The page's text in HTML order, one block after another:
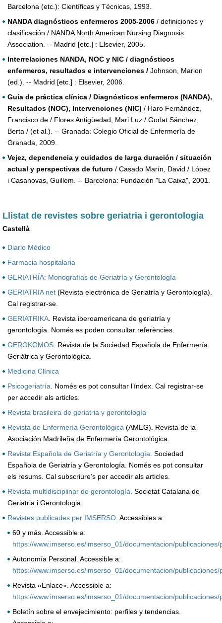
Barcelona (etc.): Científicas y Técnicas, 1993.
NANDA diagnósticos enfermeros 2005-2006 / definiciones y
clasificación / NANDA North American Nursing Diagnosis
Association. -- Madrid [etc.] : Elsevier, 2005.
Interrelaciones NANDA, NOC y NIC / diagnósticos
enfermeros, resultados e intervenciones / Johnson, Marion
(ed.). -- Madrid [etc.] : Elsevier, 2006.
Guía de práctica clínica / Diagnósticos enfermeros (NANDA),
Resultados (NOC), Intervenciones (NIC) / Haro Fernández,
Francisco de / Flores Antigüedad, Mari Luz / Gorlat Sánchez,
Berta / (et al.). -- Granada: Colegio Oficial de Enfermería de
Granada, 2009.
Vejez, dependencia y cuidados de larga duración / situación
actual y perspectivas de futuro / Casado Marín, David / López
i Casanovas, Guillem. -- Barcelona: Fundación "La Caixa", 2001.
Llistat de revistes sobre geriatria i gerontologia
Castellà
Diario Médico
Farmacia hospitalaria
GERIATRÍA: Monografías de Geriatría y Gerontología
GERIATRIA net (Revista electrónica de Geriatría y Gerontología).
Cal registrar-se.
GERIATRIKA. Revista iberoamericana de geriatría y
gerontología. Només es poden consultar referències.
GEROKOMOS: Revista de la Sociedad Española de Enfermería
Geriátrica y Gerontológica.
Medicina Clínica
Psicogeriatría. Només es pot consultar l’índex. Cal registrar-se
per accedir als articles.
Revista brasileira de geriatria y gerontología
Revista de Enfermería Gerontológica (AMEG). Revista de la
Asociación Madrileña de Enfermería Gerontológica.
Revista Española de Geriatría y Gerontología. Sociedad
Española de Geriatría y Gerontología. Només es pot consultar
els resums. Cal subscriure’s per accedir als articles.
Revista multidisciplinar de gerontología. Societat Catalana de
Geriatria i Gerontologia.
Revistes publicades per IMSERSO. Accessibles a:
60 y más. Accessible a:
https://www.imserso.es/imserso_01/documentacion/
Autonomía Personal. Accessible a:
https://www.imserso.es/imserso_01/documentacion/
Revista «Enlace». Accessible a:
https://www.imserso.es/imserso_01/documentacion/
Boletín sobre el envejecimiento: perfiles y tendencias.